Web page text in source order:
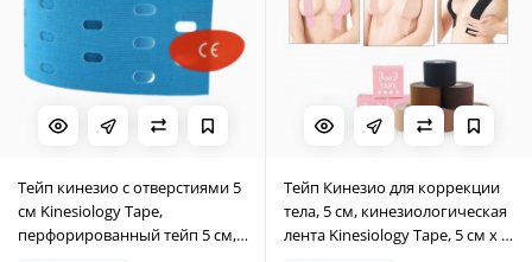
Тейп кинезио с отверстиями 5
см Kinesiology Tape,
перфорированный тейп 5 см,
Тейп Кинезио для коррекции
тела, 5 см, кинезиологическая
лента Kinesiology Tape, 5 см х 5